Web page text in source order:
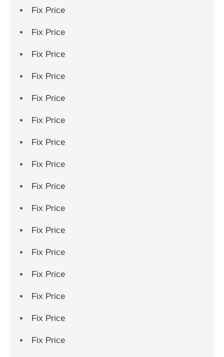
Fix Price
Fix Price
Fix Price
Fix Price
Fix Price
Fix Price
Fix Price
Fix Price
Fix Price
Fix Price
Fix Price
Fix Price
Fix Price
Fix Price
Fix Price
Fix Price